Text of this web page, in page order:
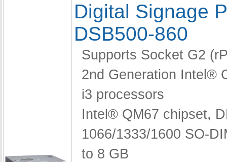
Digital Signage
DSB500-860
Supports Socket G2
2nd Generation Intel®
i3 processors
Intel® QM67 chipset,
1066/1333/1600 SO-
to 8 GB